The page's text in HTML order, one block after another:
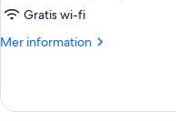
utsikt
mot
Gratis wi-fi
Mer information
Mer
rum